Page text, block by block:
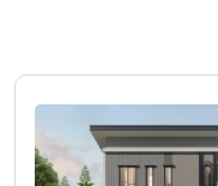
าดกระบัง-สุวรรณภูมิ ด้วย
ละรอบนี้เรากลับมาอัปเดต
ในอนาคต ท่ามกลางทำเลที่
Bangkok และ